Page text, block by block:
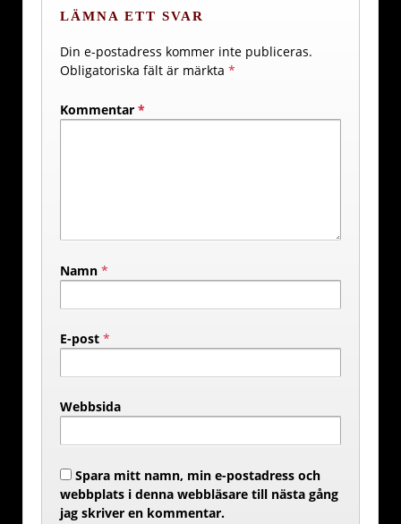
LÄMNA ETT SVAR
Din e-postadress kommer inte publiceras.
Obligatoriska fält är märkta *
Kommentar *
Namn *
E-post *
Webbsida
Spara mitt namn, min e-postadress och
webbplats i denna webbläsare till nästa gång
jag skriver en kommentar.